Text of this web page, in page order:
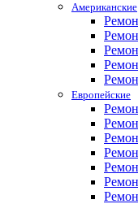
Американские
Европейские